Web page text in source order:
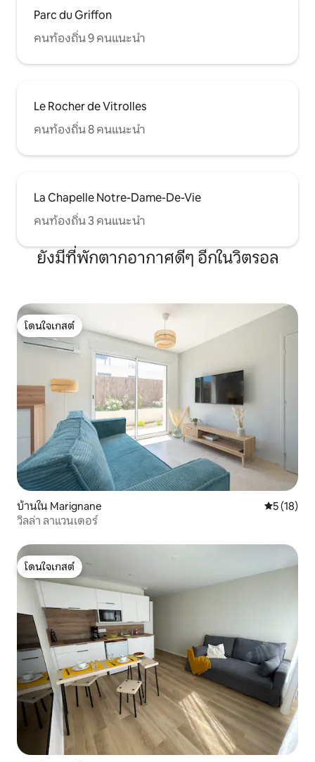
Parc du Griffon
คนท้องถิ่น 9 คนแนะนำ
Le Rocher de Vitrolles
คนท้องถิ่น 8 คนแนะนำ
La Chapelle Notre-Dame-De-Vie
คนท้องถิ่น 3 คนแนะนำ
ยังมีที่พักตากอากาศดีๆ อีกในวิตรอล
โดนใจเกสต์
โดนใจเกสต์
บ้านใน Marignane คะแนนเฉลี่
5 (18)
วิลล่า ลาแวนเดอร์
โดนใจเกสต์
โดนใจเกสต์